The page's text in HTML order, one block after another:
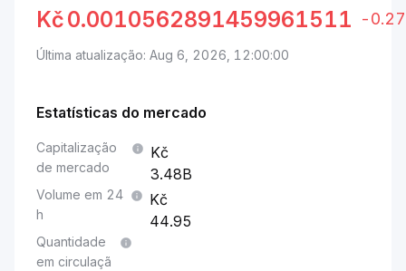
Kč0.0010562891459961511 -
Última atualização: Aug 6, 2026, 12:00:00
Estatísticas do mercado
Capitalização
de mercado
3.48B
Volume em 24
h
44.95
Quantidade
em circulaçã